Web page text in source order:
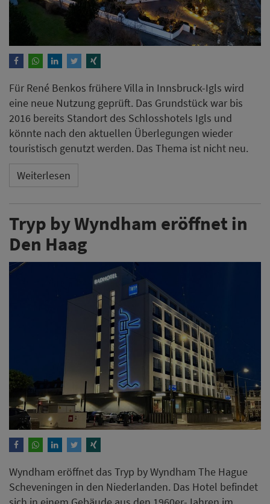
Für René Benkos frühere Villa in Innsbruck-Igls wird
eine neue Nutzung geprüft. Das Grundstück war bis
2016 bereits Standort des Schlosshotels Igls und
könnte nach den aktuellen Überlegungen wieder
touristisch genutzt werden. Das Thema ist nicht neu.
Weiterlesen
Tryp by Wyndham eröffnet in
Den Haag
Wyndham eröffnet das Tryp by Wyndham The Hague
Scheveningen in den Niederlanden. Das Hotel befindet